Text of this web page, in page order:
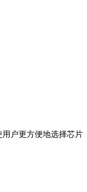
户更方便地选择芯片